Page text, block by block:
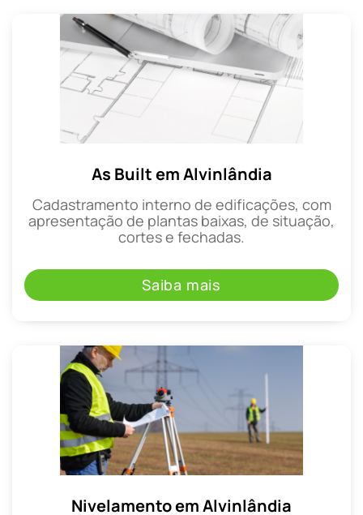
As Built em Alvinlândia
Cadastramento interno de edificações, com
apresentação de plantas baixas, de situação,
cortes e fechadas.
Saiba mais
Nivelamento em Alvinlândia